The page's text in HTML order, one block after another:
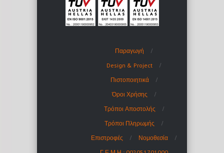
Παραγωγή
Design & Project
Πιστοποιητικά
Όροι Χρήσης
Τρόποι Αποστολής
Τρόποι Πληρωμής
Επιστροφές
Νομοθεσία